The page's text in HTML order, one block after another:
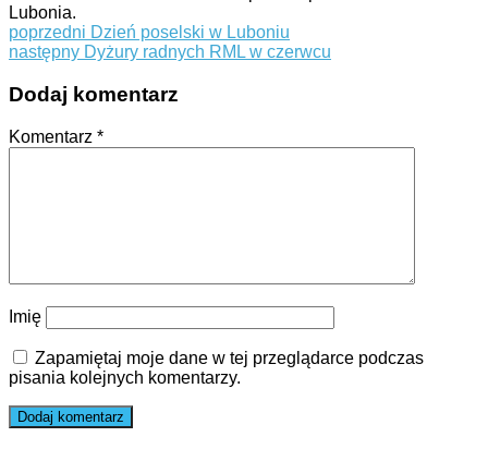
Lubonia.
poprzedni Dzień poselski w Luboniu
następny Dyżury radnych RML w czerwcu
Dodaj komentarz
Komentarz *
Imię
Zapamiętaj moje dane w tej przeglądarce podczas
pisania kolejnych komentarzy.